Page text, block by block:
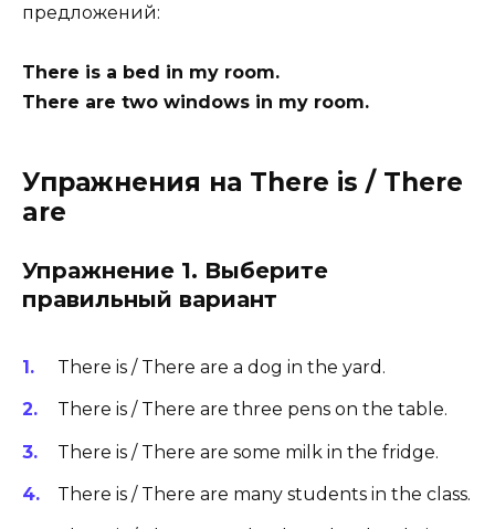
предложений:
There is a bed in my room.
There are two windows in my room.
Упражнения на There is / There
are
Упражнение 1. Выберите
правильный вариант
There is / There are a dog in the yard.
There is / There are three pens on the table.
There is / There are some milk in the fridge.
There is / There are many students in the class.